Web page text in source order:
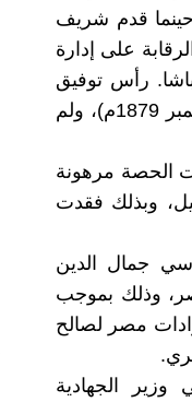
قدم شريف
على إدارة
رأس توفيق
ينفسه وزارته الثانية أثناء فترة حكمه (18 أغسطس 1879-21 سبتمبر 1879م)، ولم
السويس (15%) حيث كانت الحصة مرهونة
وبذلك فقدت
جمال الدين
وذلك بموجب
نصف إيرادات مصر لصالح
الجهادية